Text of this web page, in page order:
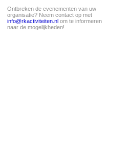
Ontbreken de evenementen van uw
organisatie? Neem contact op met
info@rkactiviteiten.nl om te informeren
naar de mogelijkheden!